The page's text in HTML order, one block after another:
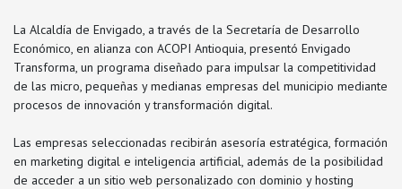
La Alcaldía de Envigado, a través de la Secretaría de Desarrollo
Económico, en alianza con ACOPI Antioquia, presentó Envigado
Transforma, un programa diseñado para impulsar la competitividad
de las micro, pequeñas y medianas empresas del municipio mediante
procesos de innovación y transformación digital.
Las empresas seleccionadas recibirán asesoría estratégica, formación
en marketing digital e inteligencia artificial, además de la posibilidad
de acceder a un sitio web personalizado con dominio y hosting